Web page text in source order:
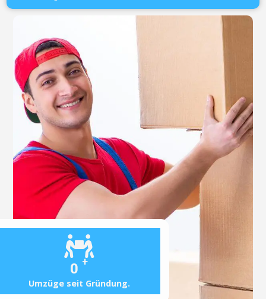
0 +
Umzüge seit Gründung.